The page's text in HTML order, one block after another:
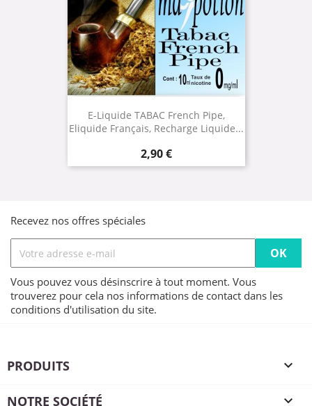
E-Liquide TABAC French Pipe,
Eliquide Français, Recharge Liquide...
Prix
2,90 €
Recevez nos offres spéciales
Vous pouvez vous désinscrire à tout moment. Vous
trouverez pour cela nos informations de contact dans les
conditions d'utilisation du site.
PRODUITS 
NOTRE SOCIÉTÉ 